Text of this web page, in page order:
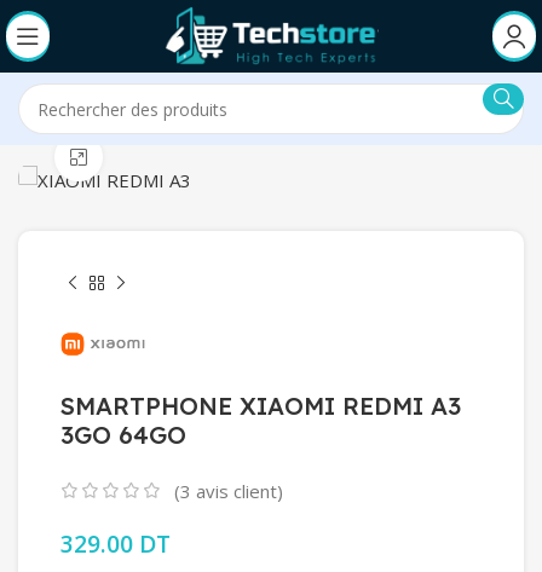
SMARTPHONE XIAOMI REDMI A3
3GO 64GO
(3 avis client)
329.00 DT